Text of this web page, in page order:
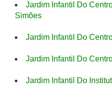
Jardim Infantil Do
Simões
Jardim Infantil Do
Jardim Infantil Do
Jardim Infantil Do